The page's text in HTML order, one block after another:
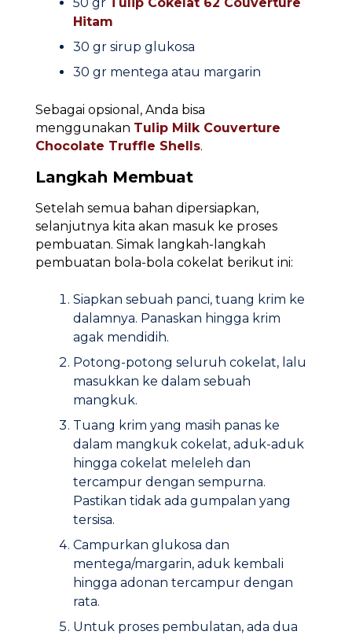
50 gr Tulip Cokelat 62 Couverture
Hitam
30 gr sirup glukosa
30 gr mentega atau margarin
Sebagai opsional, Anda bisa
menggunakan Tulip Milk Couverture
Chocolate Truffle Shells.
Langkah Membuat
Setelah semua bahan dipersiapkan,
selanjutnya kita akan masuk ke proses
pembuatan. Simak langkah-langkah
pembuatan bola-bola cokelat berikut ini:
Siapkan sebuah panci, tuang krim ke
dalamnya. Panaskan hingga krim
agak mendidih.
Potong-potong seluruh cokelat, lalu
masukkan ke dalam sebuah
mangkuk.
Tuang krim yang masih panas ke
dalam mangkuk cokelat, aduk-aduk
hingga cokelat meleleh dan
tercampur dengan sempurna.
Pastikan tidak ada gumpalan yang
tersisa.
Campurkan glukosa dan
mentega/margarin, aduk kembali
hingga adonan tercampur dengan
rata.
Untuk proses pembulatan, ada dua